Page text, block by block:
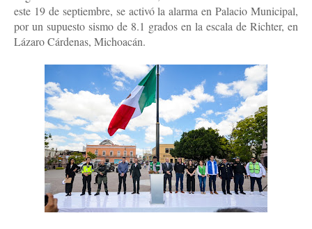
este 19 de septiembre, se activó la alarma en Palacio Municipal,
por un supuesto sismo de 8.1 grados en la escala de Richter, en
Lázaro Cárdenas, Michoacán.